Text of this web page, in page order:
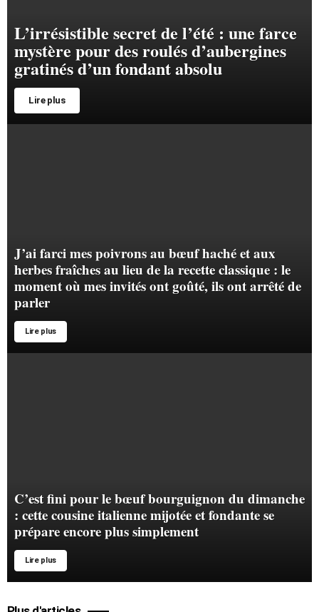
L’irrésistible secret de l’été : une farce
mystère pour des roulés d’aubergines
gratinés d’un fondant absolu
Lire plus
J’ai farci mes poivrons au bœuf haché et aux
herbes fraîches au lieu de la recette classique : le
moment où mes invités ont goûté, ils ont arrêté de
parler
Lire plus
C’est fini pour le bœuf bourguignon du dimanche
: cette cousine italienne mijotée et fondante se
prépare encore plus simplement
Lire plus